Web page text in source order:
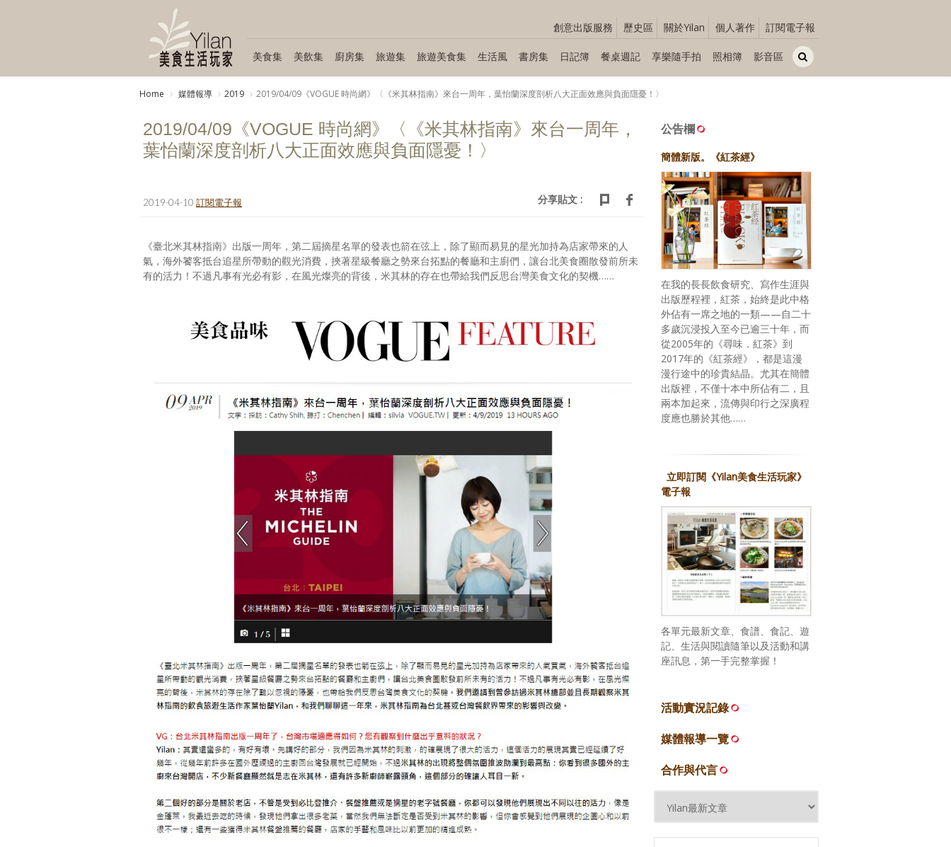
創意出版服務 歷史區 關於Yilan 個人著作 訂閱電子報
美食集 美飲集 廚房集 旅遊集 旅遊美食集 生活風 書房集 日記簿 餐桌週記 享樂隨手拍 照相簿 影音區
Home 媒體報導 2019 2019/04/09《VOGUE 時尚網》〈《米其林指南》來台一周年，葉怡蘭深度剖析八大正面效應與負面隱憂！〉
2019/04/09《VOGUE 時尚網》〈《米其林指南》來台一周年，
葉怡蘭深度剖析八大正面效應與負面隱憂！〉
2019-04-10 訂閱電子報 分享貼文 :
《臺北米其林指南》出版一周年，第二屆摘星名單的發表也箭在弦上，除了顯而易見的星光加持為店家帶來的人
氣，海外饕客抵台追星所帶動的觀光消費，挾著星級餐廳之勢來台拓點的餐廳和主廚們，讓台北美食圈散發前所未
有的活力！不過凡事有光必有影，在風光燦亮的背後，米其林的存在也帶給我們反思台灣美食文化的契機……
公告欄
簡體新版。《紅茶經》
在我的長長飲食研究、寫作生涯與
出版歷程裡，紅茶，始終是此中格
外佔有一席之地的一類——自二十
多歲沉浸投入至今已逾三十年，而
從2005年的《尋味．紅茶》到
2017年的《紅茶經》，都是這漫
漫行途中的珍貴結晶。尤其在簡體
出版裡，不僅十本中所佔有二，且
兩本加起來，流傳與印行之深廣程
度應也勝於其他……
立即訂閱《Yilan美食生活玩家》
電子報
各單元最新文章、食譜、食記、遊
記、生活與閱讀隨筆以及活動和講
座訊息，第一手完整掌握！
活動實況記錄
媒體報導一覽
合作與代言